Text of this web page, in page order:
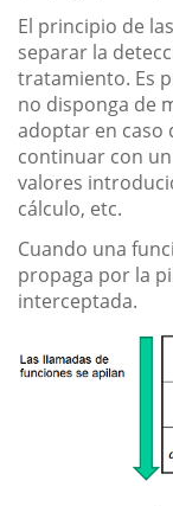
El principio de
separar la
tratamiento. Es
no disponga de
adoptar en caso
continuar con
valores
cálculo, etc.
Cuando una
propaga por la
interceptada.